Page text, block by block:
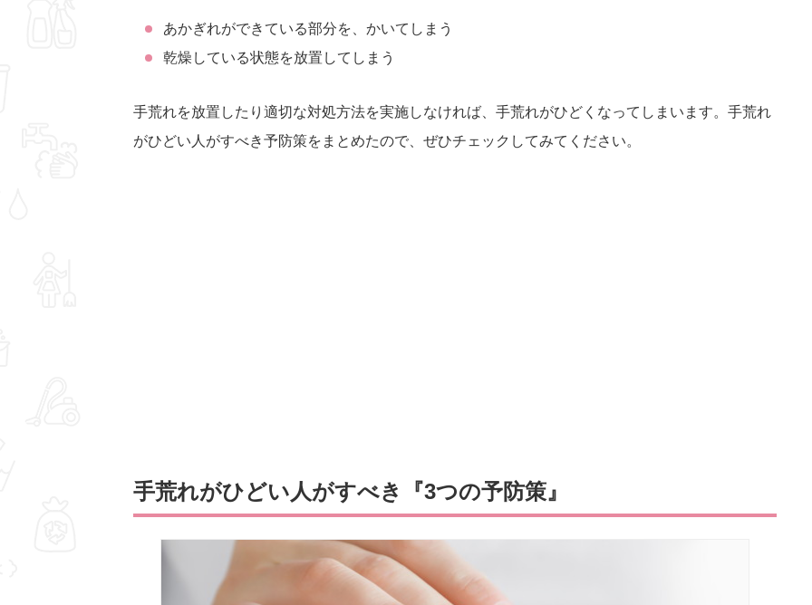
あかぎれができている部分を、かいてしまう
乾燥している状態を放置してしまう
手荒れを放置したり適切な対処方法を実施しなければ、手荒れがひどくなってしまいます。手荒れ
がひどい人がすべき予防策をまとめたので、ぜひチェックしてみてください。
手荒れがひどい人がすべき『3つの予防策』